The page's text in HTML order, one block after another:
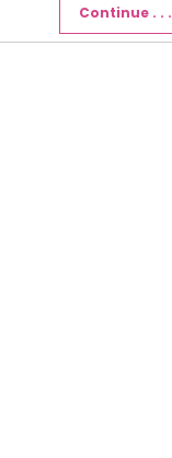
Continue . . .